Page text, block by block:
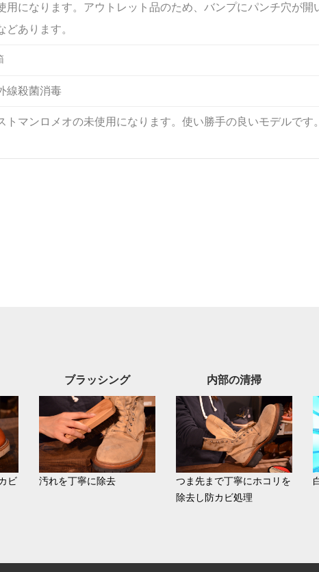
用になります。アウトレット品のため、バンプにパンチ穴が
どあります。
線殺菌消毒
トマンロメオの未使用になります。使い勝手の良いモデルです
ビ
ブラッシング
汚れを丁寧に除去
内部の清掃
つま先まで丁寧にホコリを
除去し防カビ処理